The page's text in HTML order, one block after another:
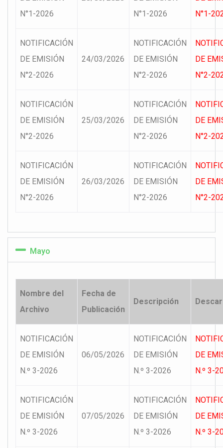
N°1-2026
N°1-2026
N°1-
NOTIFICACIÓN
DE EMISIÓN
N°2-2026
24/03/2026
NOTIFICACIÓN
DE EMISIÓN
N°2-2026
DE
N°2-
NOTIFICACIÓN
DE EMISIÓN
N°2-2026
25/03/2026
NOTIFICACIÓN
DE EMISIÓN
N°2-2026
DE
N°2-
NOTIFICACIÓN
DE EMISIÓN
N°2-2026
26/03/2026
NOTIFICACIÓN
DE EMISIÓN
N°2-2026
DE
N°2-
Mayo
Nombre del
Archivo
Fecha de
Publicación
Descripción
NOTIFICACIÓN
DE EMISIÓN
N.º 3-2026
06/05/2026
NOTIFICACIÓN
DE EMISIÓN
N.º 3-2026
DE
N.º 3-
NOTIFICACIÓN
DE EMISIÓN
N.º 3-2026
07/05/2026
NOTIFICACIÓN
DE EMISIÓN
N.º 3-2026
DE
N.º 3-